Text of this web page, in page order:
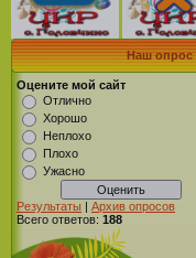
Наш опрос
Оцените мой сайт
Отлично
Хорошо
Неплохо
Плохо
Ужасно
Результаты | Архив опросов
Всего ответов: 188